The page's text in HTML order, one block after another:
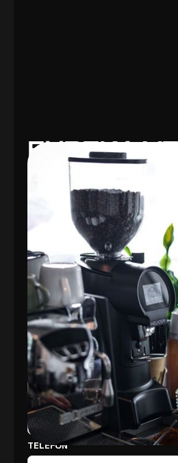
EUREKA VE
Dobře vyvážené espresso
namleté kávy. Nepodceňte
technologie a vsaďte na
značky Eureka, která se řadí
výrobce kávomlýnků. Vyplňte
formulář a těšte se z lahodné
KONTAKTUJTE NÁS
JMÉNO
EMAILOVÁ ADRESA
TELEFON